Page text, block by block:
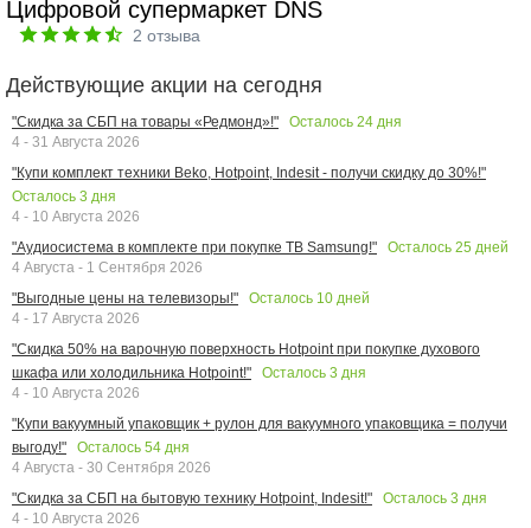
Цифровой супермаркет DNS
2 отзыва
Действующие акции на сегодня
"Скидка за СБП на товары «Редмонд»!" Осталось 24 дня
4 - 31 Августа 2026
"Купи комплект техники Beko, Hotpoint, Indesit - получи скидку до 30%!"
Осталось 3 дня
4 - 10 Августа 2026
"Аудиосистема в комплекте при покупке ТВ Samsung!"
Осталось 25 дней
4 Августа - 1 Сентября 2026
"Выгодные цены на телевизоры!"
Осталось 10 дней
4 - 17 Августа 2026
"Скидка 50% на варочную поверхность Hotpoint при покупке духового
шкафа или холодильника Hotpoint!"
Осталось 3 дня
4 - 10 Августа 2026
"Купи вакуумный упаковщик + рулон для вакуумного упаковщика = получи
выгоду!"
Осталось 54 дня
4 Августа - 30 Сентября 2026
"Скидка за СБП на бытовую технику Hotpoint, Indesit!"
Осталось 3 дня
4 - 10 Августа 2026